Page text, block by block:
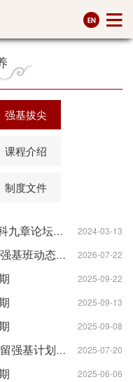
强基拔尖
课程介绍
制度文件
数学与统计学院关于继续开展本科九章论坛活动的通知 2024-03-13
数学与统计学院2026年拔尖班、强基班动态进出结果公示 2026-07-22
2025-09-22
2025-09-13
2025-09-08
2025年数学与统计学院强基班保留强基计划转段培养资格结果公示 2025-07-20
2025-06-06